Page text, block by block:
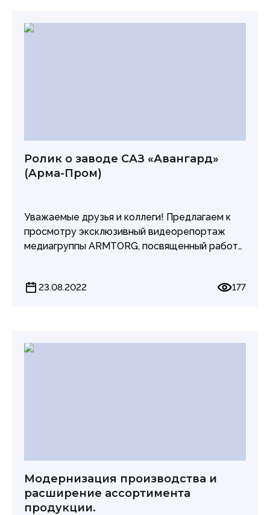
Ролик о заводе САЗ «Авангард»
(Арма-Пром)
Уважаемые друзья и коллеги! Предлагаем к
просмотру эксклюзивный видеорепортаж
медиагруппы ARMTORG, посвященный работе
В новом сюжете вы сможете узнать, какую
системы менеджмента качества и многом
23.08.2022 177
Модернизация производства и
расширение ассортимента
продукции.